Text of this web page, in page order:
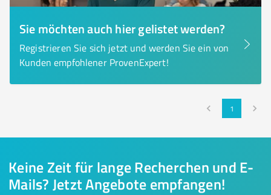
Sie möchten auch hier gelistet werden?
Registrieren Sie sich jetzt und werden Sie ein von
Kunden empfohlener ProvenExpert!
1
Keine Zeit für lange Recherchen und E-
Mails? Jetzt Angebote empfangen!